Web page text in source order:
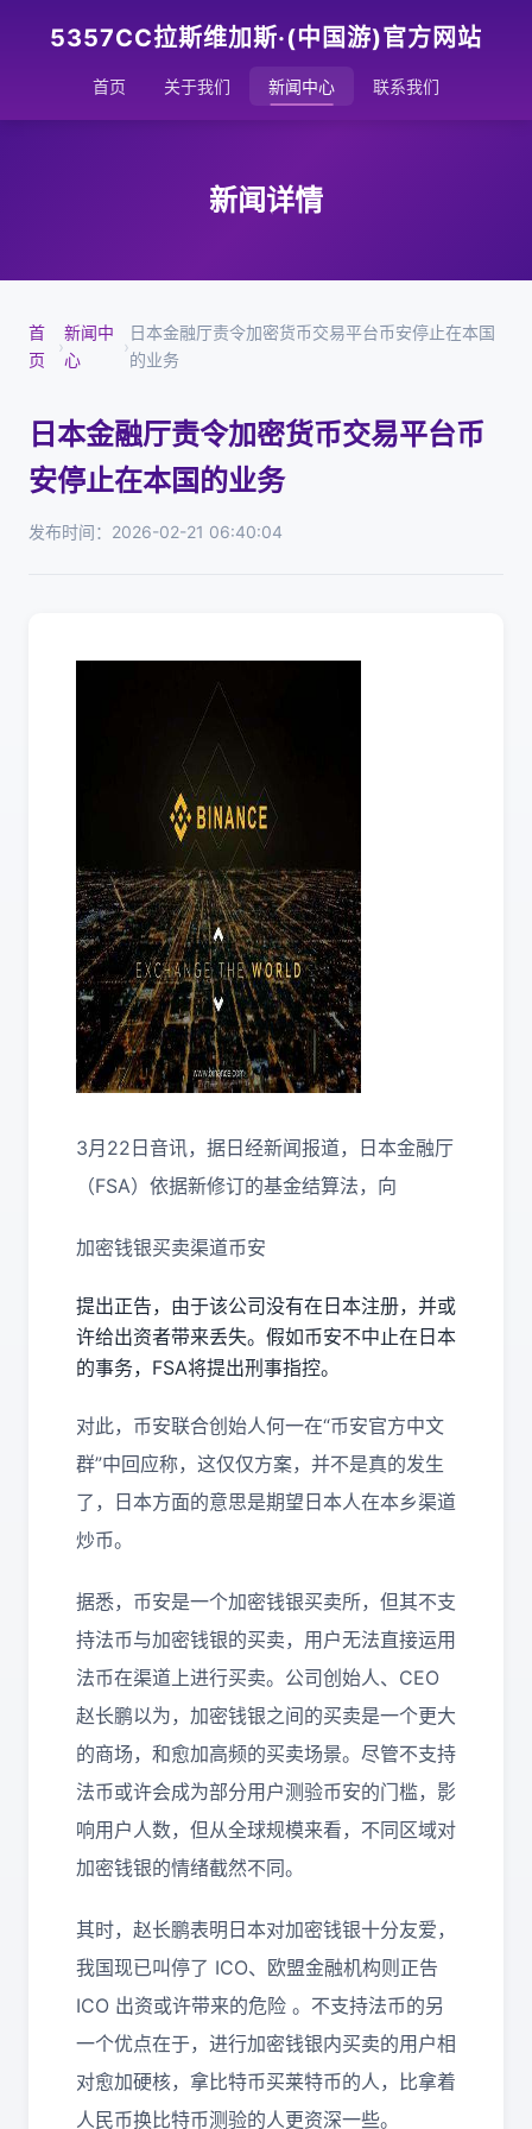
5357CC拉斯维加斯·(中国游)官方网站
首页 关于我们 新闻中心 联系我们
新闻详情
首
页
›
新闻中
心
›
日本金融厅责令加密货币交易平台币安停止在本国
的业务
日本金融厅责令加密货币交易平台币
安停止在本国的业务
发布时间：2026-02-21 06:40:04
3月22日音讯，据日经新闻报道，日本金融厅
（FSA）依据新修订的基金结算法，向
加密钱银买卖渠道币安
提出正告，由于该公司没有在日本注册，并或
许给出资者带来丢失。假如币安不中止在日本
的事务，FSA将提出刑事指控。
对此，币安联合创始人何一在“币安官方中文
群”中回应称，这仅仅方案，并不是真的发生
了，日本方面的意思是期望日本人在本乡渠道
炒币。
据悉，币安是一个加密钱银买卖所，但其不支
持法币与加密钱银的买卖，用户无法直接运用
法币在渠道上进行买卖。公司创始人、CEO
赵长鹏以为，加密钱银之间的买卖是一个更大
的商场，和愈加高频的买卖场景。尽管不支持
法币或许会成为部分用户测验币安的门槛，影
响用户人数，但从全球规模来看，不同区域对
加密钱银的情绪截然不同。
其时，赵长鹏表明日本对加密钱银十分友爱，
我国现已叫停了 ICO、欧盟金融机构则正告
ICO 出资或许带来的危险 。不支持法币的另
一个优点在于，进行加密钱银内买卖的用户相
对愈加硬核，拿比特币买莱特币的人，比拿着
人民币换比特币测验的人更资深一些。